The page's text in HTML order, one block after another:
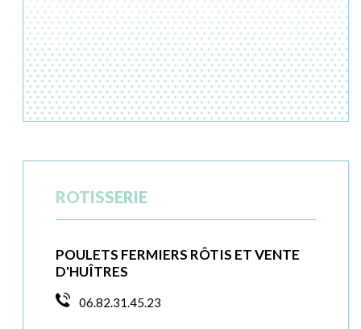
ROTISSERIE
POULETS FERMIERS RÔTIS ET VENTE
D'HUÎTRES
06.82.31.45.23